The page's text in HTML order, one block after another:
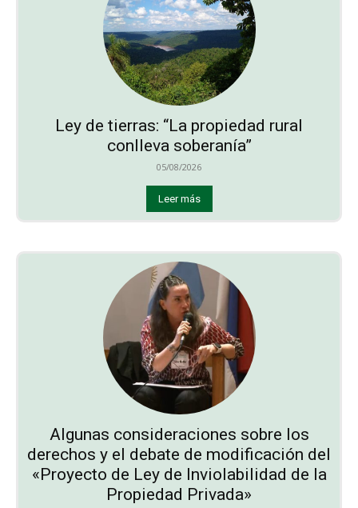
Ley de tierras: “La propiedad rural
conlleva soberanía”
05/08/2026
Leer más
Algunas consideraciones sobre los
derechos y el debate de modificación del
«Proyecto de Ley de Inviolabilidad de la
Propiedad Privada»